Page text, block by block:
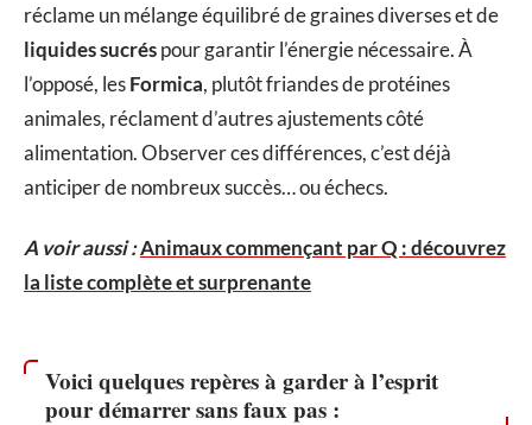
réclame un mélange équilibré de graines diverses et de
liquides sucréspour garantir l’énergie nécessaire. À
l’opposé, lesFormica, plutôt friandes de protéines
animales, réclament d’autres ajustements côté
alimentation. Observer ces différences, c’est déjà
anticiper de nombreux succès… ou échecs.
A voir aussi :Animaux commençant par Q : découvrez
la liste complète et surprenante
Voici quelques repères à garder à l’esprit
pour démarrer sans faux pas :